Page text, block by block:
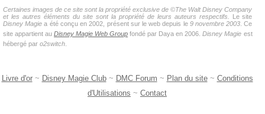
Certaines images de ce site sont la propriété exclusive de ©The Walt Disney Company
et les autres éléments du site sont la propriété de leurs auteurs respectifs.
Le site
Disney Magie a été conçu en 2002, présent sur le web depuis le 9 novembre 2003 . Ce
site appartient auDisney Magie Web Group fondé par Daya en 2006.Disney Magie est
hébergé par o2switch
Livre d'or~ Disney Magie Club~ DMC Forum ~ Plan du site~ Conditions
d'Utilisations ~Contact